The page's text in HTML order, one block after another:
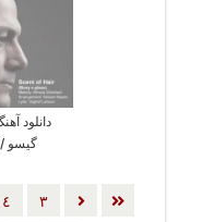
دانلود
گیسو /
٣ ٤